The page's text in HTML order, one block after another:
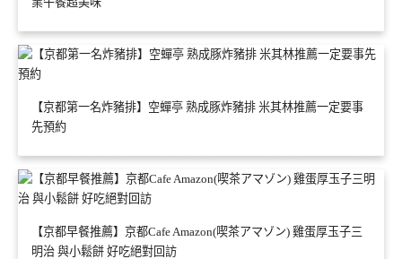
【京都第一名炸豬排】空蟬亭 熟成豚炸豬排 米其林推薦一定要事
先預約
【京都早餐推薦】京都Cafe Amazon(喫茶アマゾン) 雞蛋厚玉子三
明治 與小鬆餅 好吃絕對回訪